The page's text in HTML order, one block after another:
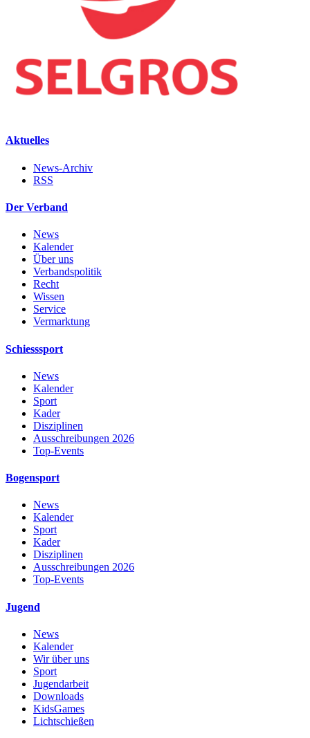
Aktuelles
News-Archiv
RSS
Der Verband
News
Kalender
Über uns
Verbandspolitik
Recht
Wissen
Service
Vermarktung
Schiesssport
News
Kalender
Sport
Kader
Disziplinen
Ausschreibungen 2026
Top-Events
Bogensport
News
Kalender
Sport
Kader
Disziplinen
Ausschreibungen 2026
Top-Events
Jugend
News
Kalender
Wir über uns
Sport
Jugendarbeit
Downloads
KidsGames
Lichtschießen